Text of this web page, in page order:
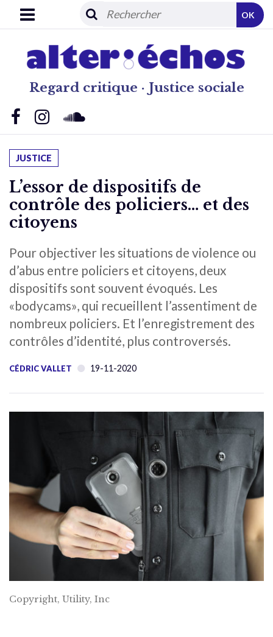
Regard critique · Justice sociale
OK
JUSTICE
L’essor de dispositifs de
contrôle des policiers… et des
citoyens
Pour objectiver les situations de violence ou
d’abus entre policiers et citoyens, deux
dispositifs sont souvent évoqués. Les
«bodycams», qui recueillent l’assentiment de
nombreux policiers. Et l’enregistrement des
contrôles d’identité, plus controversés.
CÉDRIC VALLET 19-11-2020
Copyright, Utility, Inc